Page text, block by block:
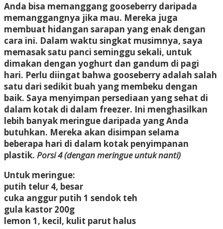
Anda bisa memanggang gooseberry daripada
memanggangnya jika mau. Mereka juga
membuat hidangan sarapan yang enak dengan
cara ini. Dalam waktu singkat musimnya, saya
memasak satu panci seminggu sekali, untuk
dimakan dengan yoghurt dan gandum di pagi
hari. Perlu diingat bahwa gooseberry adalah salah
satu dari sedikit buah yang membeku dengan
baik. Saya menyimpan persediaan yang sehat di
dalam kotak di dalam freezer. Ini menghasilkan
lebih banyak meringue daripada yang Anda
butuhkan. Mereka akan disimpan selama
beberapa hari di dalam kotak penyimpanan
plastik. Porsi 4 (dengan meringue untuk nanti)
Untuk meringue:
putih telur 4, besar
cuka anggur putih 1 sendok teh
gula kastor 200g
lemon 1, kecil, kulit parut halus